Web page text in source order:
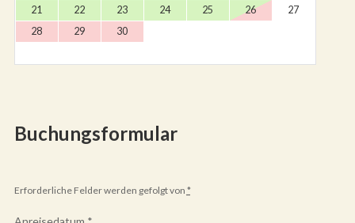
21
22 23 24 25 26
27
28
29 30
Buchungsformular
Erforderliche Felder werden gefolgt von *